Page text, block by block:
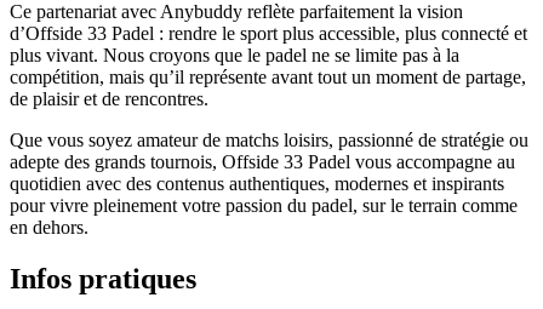
Ce partenariat avec Anybuddy reflète parfaitement la vision
d’Offside 33 Padel : rendre le sport plus accessible, plus connecté et
plus vivant. Nous croyons que le padel ne se limite pas à la
compétition, mais qu’il représente avant tout un moment de partage,
de plaisir et de rencontres.
Que vous soyez amateur de matchs loisirs, passionné de stratégie ou
adepte des grands tournois, Offside 33 Padel vous accompagne au
quotidien avec des contenus authentiques, modernes et inspirants
pour vivre pleinement votre passion du padel, sur le terrain comme
en dehors.
Infos pratiques